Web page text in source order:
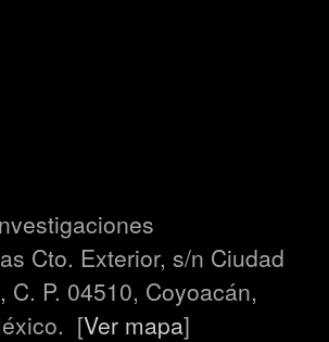
Cto. Exterior, s/n Ciudad
C. P. 04510, Coyoacán,
[Ver mapa]